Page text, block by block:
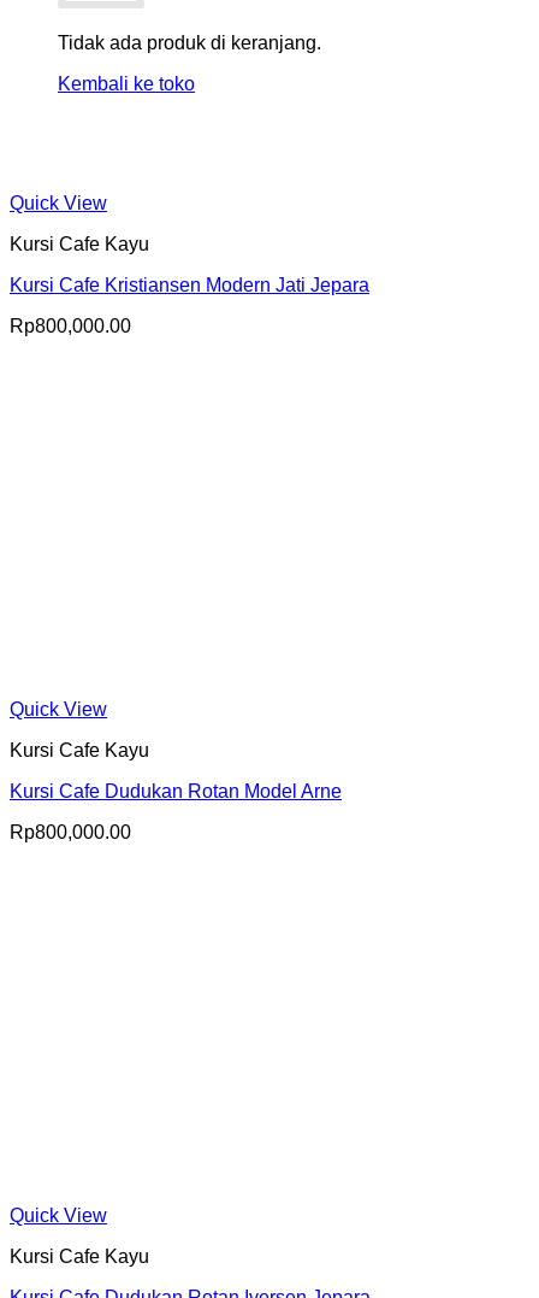
Tidak ada produk di keranjang.
Kembali ke toko
Quick View
Kursi Cafe Kayu
Kursi Cafe Kristiansen Modern Jati Jepara
Rp800,000.00
Quick View
Kursi Cafe Kayu
Kursi Cafe Dudukan Rotan Model Arne
Rp800,000.00
Quick View
Kursi Cafe Kayu